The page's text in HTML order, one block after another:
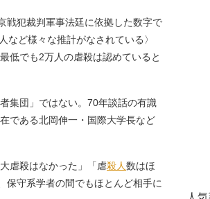
犯裁判軍事法廷に依拠した数字で
ど様々な推計がなされている〉
低でも2万人の虐殺は認めていると
集団」ではない。70年談話の有識
である北岡伸一・国際大学長など
虐殺はなかった」「虐殺人数はほ
保守系学者の間でもほとんど相手に